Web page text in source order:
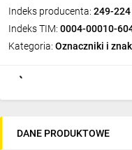
Indeks producenta: 249-224
Indeks TIM: 0004-00010-
Kategoria: Oznaczniki i
DANE PRODUKTOWE